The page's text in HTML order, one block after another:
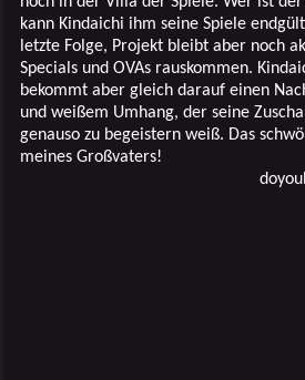
kann Kindaichi ihm seine Spiele
letzte Folge, Projekt bleibt aber noch
Specials und OVAs rauskommen.
bekommt aber gleich darauf einen
und weißem Umhang, der seine
genauso zu begeistern weiß. Das
meines Großvaters!